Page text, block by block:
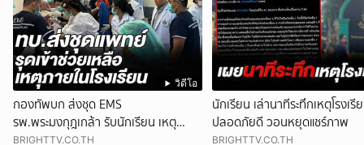
วิดีโอ
กองทัพบก ส่งชุด EMS
รพ.พระมงกุฎเกล้า รับนักเรียน เหตุ
โรงเรียน จ.นนทบุรี เร่งผ่าตัด
BRIGHTTV.CO.TH
นักเรียน เล่านาทีระทึกเหตุโรงเรี
ปลอดภัยดี วอนหยุดแชร์ภาพ
BRIGHTTV.CO.TH